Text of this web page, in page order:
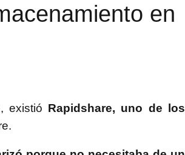
en
existió Rapidshare, uno de los